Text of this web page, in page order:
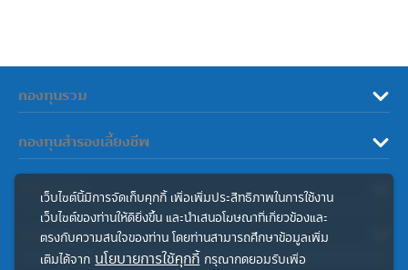
กองทุนรวม
กองทุนสำรองเลี้ยงชีพ
เกี่ยวกับเรา
ลิงค์ที่เกี่ยวข้อง
เว็บไซต์นี้มีการจัดเก็บคุกกี้ เพื่อเพิ่มประสิทธิภาพในการใช้งาน
เว็บไซต์ของท่านให้ดียิ่งขึ้น และนำเสนอโฆษณาที่เกี่ยวข้องและ
ตรงกับความสนใจของท่าน โดยท่านสามารถศึกษาข้อมูลเพิ่ม
เติมได้จาก นโยบายการใช้คุกกี้ กรุณากดยอมรับเพื่อ